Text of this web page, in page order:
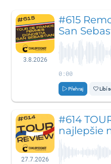
3.8.2026
#615
San
0:00
Přehraj Líbí
27.7.2026
#614
najlepšie